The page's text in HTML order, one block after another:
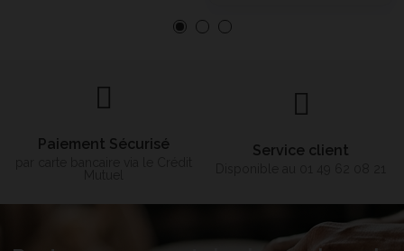
Paiement Sécurisé Service client